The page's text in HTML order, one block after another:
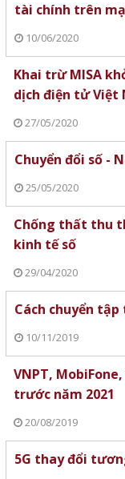
tài chính trên
10/06/2020
Khai trừ MISA
dịch điện tử Việt
27/05/2020
Chuyển đổi số -
25/05/2020
Chống thất thu
kinh tế số
29/04/2020
Cách chuyển
10/11/2019
VNPT,
trước năm 2021
20/08/2019
5G thay đổi